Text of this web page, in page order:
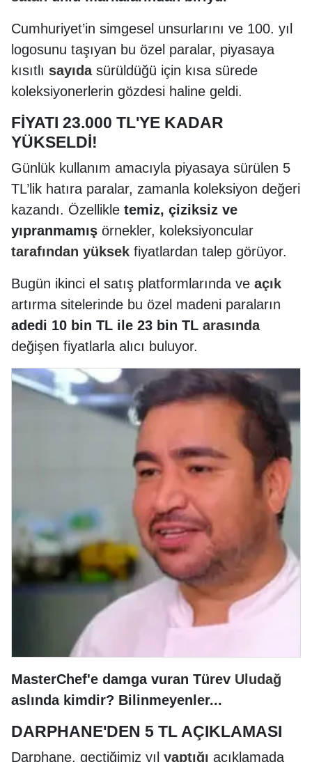
Cumhuriyet’in simgesel unsurlarını ve 100. yıl
logosunu taşıyan bu özel paralar, piyasaya
kısıtlı sayıdasürüldüğü için kısa sürede
koleksiyonerlerin gözdesi haline geldi.
FİYATI 23.000 TL'YE KADAR
YÜKSELDİ!
Günlük kullanım amacıyla piyasaya sürülen 5
TL’lik hatıra paralar, zamanla koleksiyon değeri
kazandı. Özellikle temiz, çiziksiz ve
yıpranmamış örnekler, koleksiyoncular
tarafından yüksek fiyatlardan talep görüyor.
Bugün ikinci el satış platformlarında ve açık
artırma sitelerinde bu özel madeni paraların
adedi 10 bin TL ile 23 bin TL arasında
değişen fiyatlarla alıcı buluyor.
MasterChef'e damga vuran Türev Uludağ
aslında kimdir? Bilinmeyenler...
DARPHANE'DEN 5 TL AÇIKLAMASI
Darphane, geçtiğimiz yıl yaptığı açıklamada